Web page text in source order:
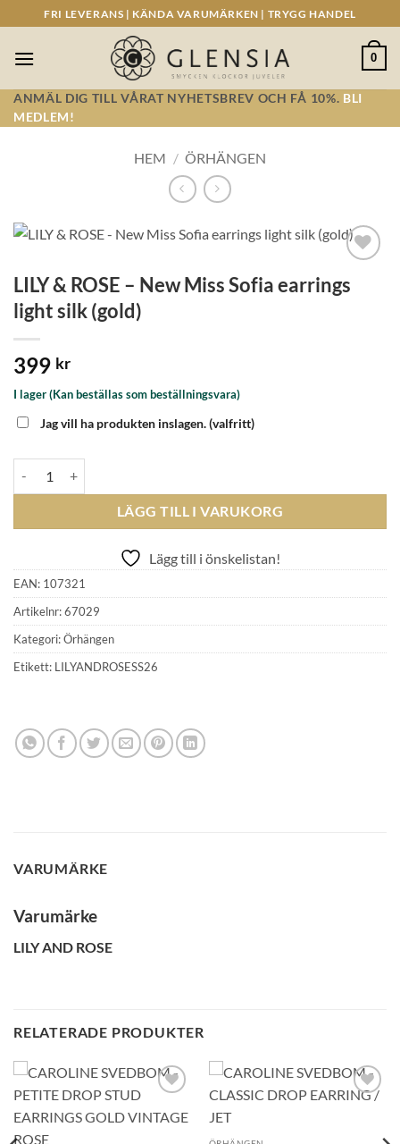
to
content
FRI LEVERANS | KÄNDA VARUMÄRKEN | TRYGG HANDEL
0
ANMÄL DIG TILL VÅRAT NYHETSBREV OCH FÅ 10%. BLI
MEDLEM!
HEM / ÖRHÄNGEN
önskelistan!
LILY & ROSE – New Miss Sofia earrings
light silk (gold)
399 kr
I lager (Kan beställas som beställningsvara)
Jag vill ha produkten inslagen.(valfritt)
LÄGG TILL I VARUKORG
Lägg till i önskelistan!
EAN: 107321
Artikelnr:67029
Kategori:Örhängen
Etikett: LILYANDROSESS26
VARUMÄRKE
Varumärke
LILY AND ROSE
RELATERADE PRODUKTER
önskelistan!
GLENSIA KUNDKLUBB